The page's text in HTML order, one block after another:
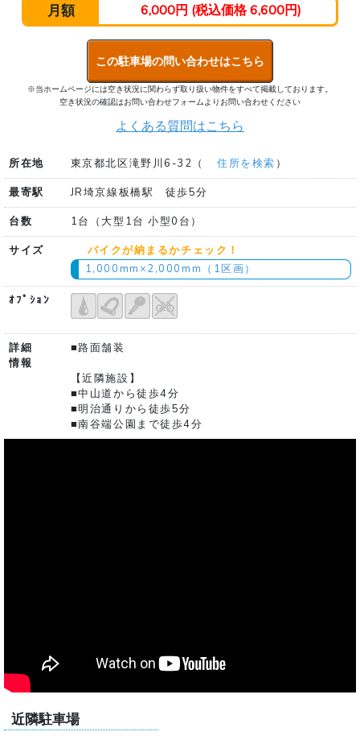
月額 6,000円 (税込価格 6,600円)
この駐車場の問い合わせはこちら
※当ホームページには空き状況に関わらず取り扱い物件をすべて掲載しております。
空き状況の確認はお問い合わせフォームよりお問い合わせください
よくある質問はこちら
所在地 東京都北区滝野川6-32（ 住所を検索 ）
最寄駅
JR埼京線板橋駅 徒歩5分
台数
1台（大型1台 小型0台）
サイズ
バイクが納まるかチェック！
1,000mm×2,000mm（1区画）
ｵﾌﾟｼｮﾝ
詳細
情報
■路面舗装
【近隣施設】
■中山道から徒歩4分
■明治通りから徒歩5分
■南谷端公園まで徒歩4分
近隣駐車場